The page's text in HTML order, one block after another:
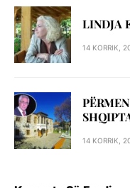
LINDJA
14 KORRIK,
14 KORRIK,